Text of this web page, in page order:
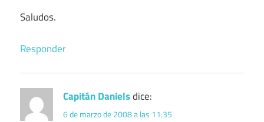
Saludos.
Responder
Capitán Danielsdice:
6 de marzo de 2008 a las 11:35